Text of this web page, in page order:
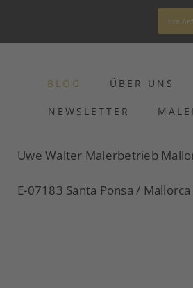
Ihre
BLOG ÜBER UNS
NEWSLETTER
Uwe Walter Malerbetrieb
E-07183 Santa Ponsa / Mallorca